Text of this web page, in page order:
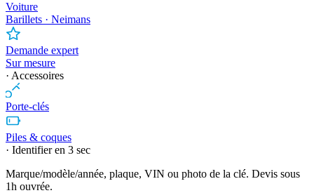
Voiture
Barillets · Neimans
Demande expert
Sur mesure
· Accessoires
Porte-clés
Piles & coques
· Identifier en 3 sec
Marque/modèle/année, plaque, VIN ou photo de la clé. Devis sous
1h ouvrée.